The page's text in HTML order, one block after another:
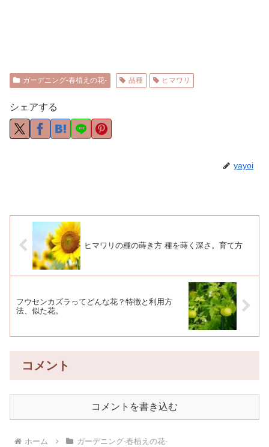
ガーデニング-春植えの花- 品種 ヒマワリ
シェアする
yayoi
ヒマワリの種の蒔き方 種を蒔く深さ。育て方
フウセンカズラってどんな花？特徴と利用方
法、似た花。
コメント
コメントを書き込む
ホーム ガーデニング-春植えの花-